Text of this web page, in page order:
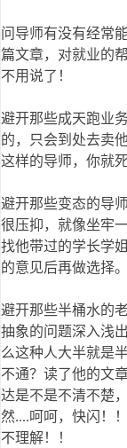
问导师有没有经常
篇文章，对就业的
不用说了！
避开那些成天跑业
的，只会到处去卖
这样的导师，你就
避开那些变态的导
很压抑，就像坐牢
找他带过的学长学
的意见后再做选择。
避开那些半桶水的
抽象的问题深入浅
么这种人大半就是
不通？读了他的文
达是不是不清不楚
然....呵呵，快闪！
不理解！！